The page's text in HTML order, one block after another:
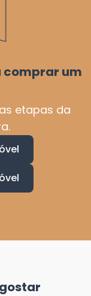
comprar um
etapas da